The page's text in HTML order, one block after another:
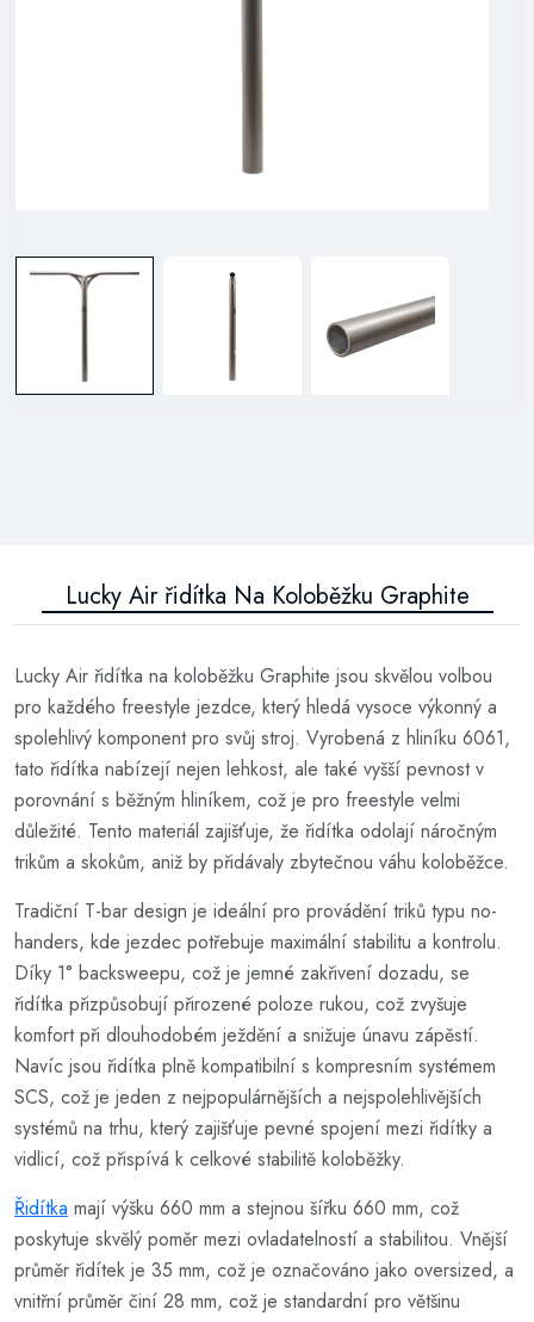
Lucky Air řidítka Na Koloběžku Graphite
Lucky Air řidítka na koloběžku Graphite jsou skvělou volbou
pro každého freestyle jezdce, který hledá vysoce výkonný a
spolehlivý komponent pro svůj stroj. Vyrobená z hliníku 6061,
tato řidítka nabízejí nejen lehkost, ale také vyšší pevnost v
porovnání s běžným hliníkem, což je pro freestyle velmi
důležité. Tento materiál zajišťuje, že řidítka odolají náročným
trikům a skokům, aniž by přidávaly zbytečnou váhu koloběžce.
Tradiční T-bar design je ideální pro provádění triků typu no-
handers, kde jezdec potřebuje maximální stabilitu a kontrolu.
Díky 1° backsweepu, což je jemné zakřivení dozadu, se
řidítka přizpůsobují přirozené poloze rukou, což zvyšuje
komfort při dlouhodobém ježdění a snižuje únavu zápěstí.
Navíc jsou řidítka plně kompatibilní s kompresním systémem
SCS, což je jeden z nejpopulárnějších a nejspolehlivějších
systémů na trhu, který zajišťuje pevné spojení mezi řidítky a
vidlicí, což přispívá k celkové stabilitě koloběžky.
Řidítka mají výšku 660 mm a stejnou šířku 660 mm, což
poskytuje skvělý poměr mezi ovladatelností a stabilitou. Vnější
průměr řidítek je 35 mm, což je označováno jako oversized, a
vnitřní průměr činí 28 mm, což je standardní pro většinu